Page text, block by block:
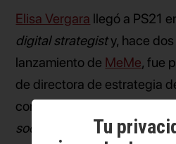
Elisa Vergara llegó a PS21
digital strategisty, hace
lanzamiento de MeMe, fue
de directora de estrategia
compañía que lanzaba
social-first
conTu